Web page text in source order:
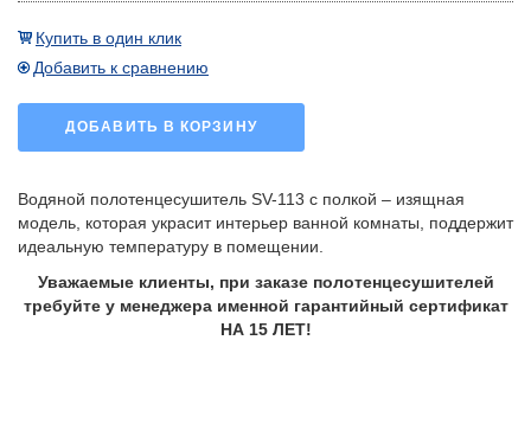
Купить в один клик
Добавить к сравнению
ДОБАВИТЬ В КОРЗИНУ
Водяной полотенцесушитель SV-113 с полкой – изящная
модель, которая украсит интерьер ванной комнаты, поддержит
идеальную температуру в помещении.
Уважаемые клиенты, при заказе полотенцесушителей
требуйте у менеджера именной гарантийный сертификат
НА 15 ЛЕТ!